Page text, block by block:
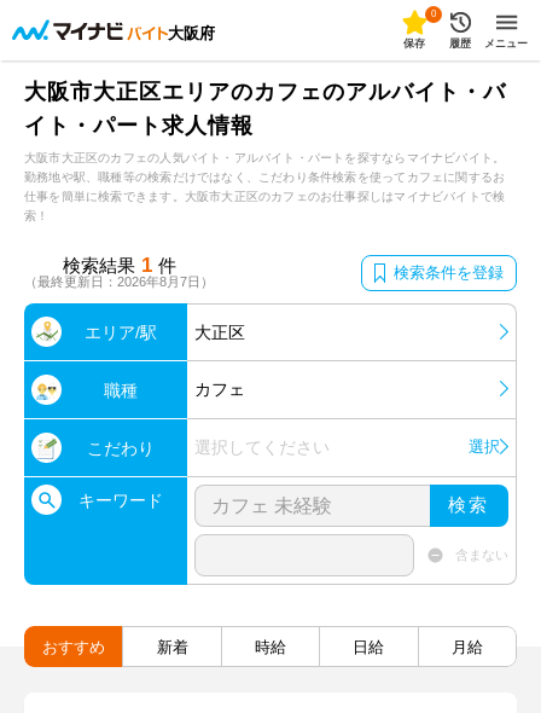
大阪府
0
保存 履歴 メニュー
大阪市大正区エリアのカフェのアルバイト・バ
イト・パート求人情報
大阪市大正区のカフェの人気バイト・アルバイト・パートを探すならマイナビバイト。
勤務地や駅、職種等の検索だけではなく、こだわり条件検索を使ってカフェに関するお
仕事を簡単に検索できます。大阪市大正区のカフェのお仕事探しはマイナビバイトで検
索！
検索結果 1 件
（最終更新日：2026年8月7日） 検索条件を登録
エリア/駅 大正区
職種 カフェ
こだわり 選択してください 選択
キーワード 検索
含まない
おすすめ 新着 時給 日給 月給